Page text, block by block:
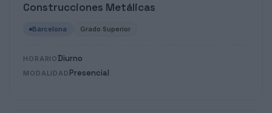
Construcciones Metálicas
Barcelona Grado Superior
HORARIO Diurno
MODALIDAD Presencial